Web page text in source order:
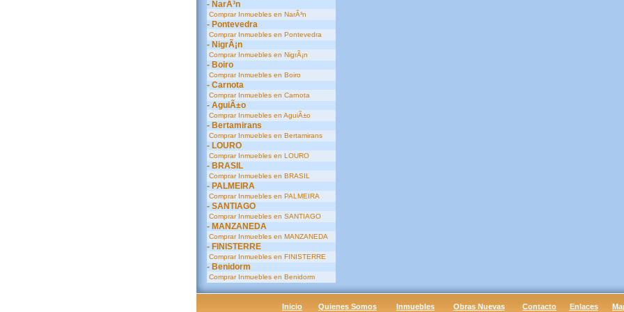
- NarÃ³n
Comprar Inmuebles en NarÃ³n
- Pontevedra
Comprar Inmuebles en Pontevedra
- NigrÃ¡n
Comprar Inmuebles en NigrÃ¡n
- Boiro
Comprar Inmuebles en Boiro
- Carnota
Comprar Inmuebles en Carnota
- AguiÃ±o
Comprar Inmuebles en AguiÃ±o
- Bertamirans
Comprar Inmuebles en Bertamirans
- LOURO
Comprar Inmuebles en LOURO
- BRASIL
Comprar Inmuebles en BRASIL
- PALMEIRA
Comprar Inmuebles en PALMEIRA
- SANTIAGO
Comprar Inmuebles en SANTIAGO
- MANZANEDA
Comprar Inmuebles en MANZANEDA
- FINISTERRE
Comprar Inmuebles en FINISTERRE
- Benidorm
Comprar Inmuebles en Benidorm
Inicio Quienes Somos Inmuebles Obras Nuevas Contacto Enlaces